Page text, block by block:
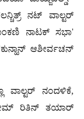
ನಟ್ ವಾಲ್ಟರ್
ನಾಟಕ್ ಸಭಾʼ
ಆಶೀರ್ವಚನ್
ವಾಲ್ಟರ್ ನಂದಳಿಕೆ,
ರಿತಿನ್ ತಯಾರ್